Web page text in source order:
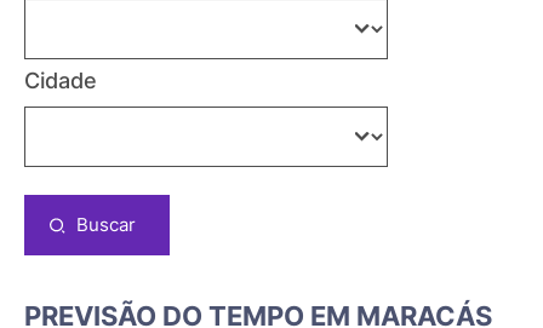
Cidade
Buscar
PREVISÃO DO TEMPO EM MARACÁS